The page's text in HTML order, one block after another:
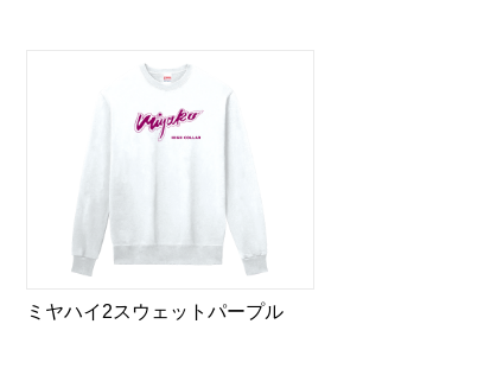
ミヤハイ2スウェットパープル